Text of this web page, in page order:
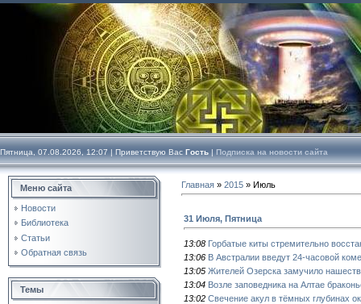
Пятница, 07.08.2026, 12:07 | Приветствую Вас Гость | Подписка на новости сайта
Меню сайта
Новости
Библиотека
Статьи
Обратная связь
Темы
Главная » 2015 » Июль
31 Июля, Пятница
13:08 Горбатые киты стремительно
13:06 В Австралии введут 24-часовой
13:05 Жителей Озерска замучило
13:04 Возле заповедника на Алтае
13:02 Свечение акул в тёмных глубинах